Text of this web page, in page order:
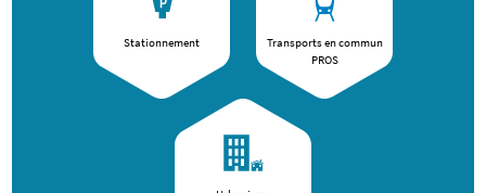
Stationnement
Transports en commun
PROS